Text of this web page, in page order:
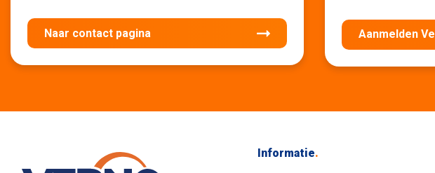
Naar contact pagina Aanmelden
Informatie.